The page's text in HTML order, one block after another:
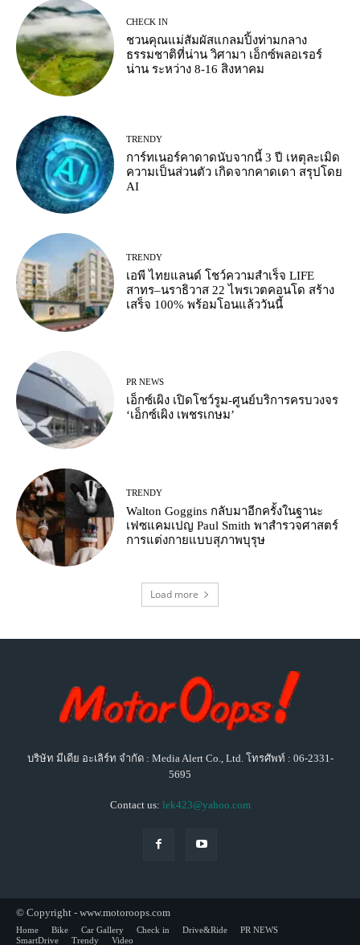
CHECK IN
ชวนคุณแม่สัมผัสแกลมปิ้งท่ามกลาง
ธรรมชาติที่น่าน วิศามา เอ็กซ์พลอเรอร์
น่าน ระหว่าง 8-16 สิงหาคม
TRENDY
การ์ทเนอร์คาดาดนับจากนี้ 3 ปี เหตุละเมิด
ความเป็นส่วนตัว เกิดจากคาดเดา สรุปโดย
AI
TRENDY
เอพี ไทยแลนด์ โชว์ความสำเร็จ LIFE
สาทร–นราธิวาส 22 ไพรเวตคอนโด สร้าง
เสร็จ 100% พร้อมโอนแล้ววันนี้
PR NEWS
เอ็กซ์เผิง เปิดโชว์รูม-ศูนย์บริการครบวงจร
‘เอ็กซ์เผิง เพชรเกษม’
TRENDY
Walton Goggins กลับมาอีกครั้งในฐานะ
เฟซแคมเปญ Paul Smith พาสำรวจศาสตร์
การแต่งกายแบบสุภาพบุรุษ
Load more
บริษัท มีเดีย อะเลิร์ท จำกัด : Media Alert Co., Ltd. โทรศัพท์ : 06-2331-
5695
Contact us: lek423@yahoo.com
© Copyright - www.motoroops.com
Home Bike Car Gallery Check in Drive&Ride
PR NEWS
SmartDrive
Trendy Video